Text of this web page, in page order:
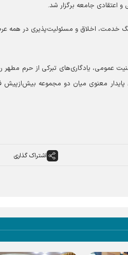
جامعه برگزار شد.
خدمت، اخلاق و مسئولیت‌پذیری در همه
عمومی، یادگاری‌های تبرکی از حرم
پایدار معنوی میان دو مجموعه بیش‌ازپیش
اشتراک گذاری